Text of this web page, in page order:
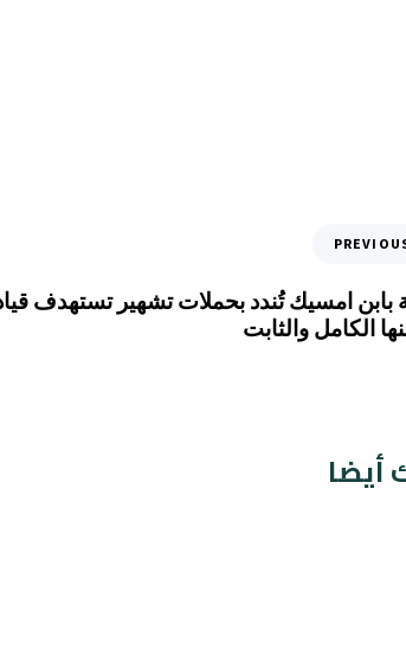
بابن امسيك تُندد بحملات تشهير تستهدف
الكامل والثابت
أيضا